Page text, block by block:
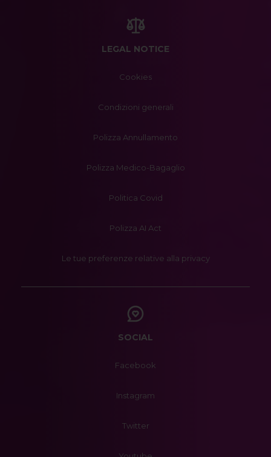
LEGAL NOTICE
Cookies
Condizioni generali
Polizza Annullamento
Polizza Medico-Bagaglio
Politica Covid
Polizza AI Act
Le tue preferenze relative alla privacy
SOCIAL
Facebook
Instagram
Twitter